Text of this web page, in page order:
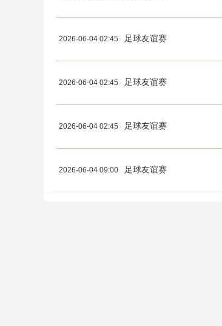
2026-06-04 02:45 足球友谊赛
2026-06-04 02:45 足球友谊赛
2026-06-04 02:45 足球友谊赛
2026-06-04 09:00 足球友谊赛